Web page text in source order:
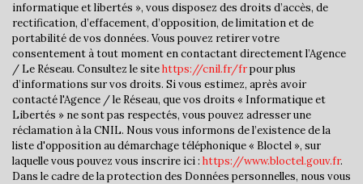
statistiques
Nombre d'habitants
Propriétaires (vs. locataires)
60,30 %
Taxe habitation
13,73 %
Taxe foncière
17,93 %
Habitants de moins de 25 ans
32,70 %
informatique et libertés », vous disposez des droits d’accès, de
rectification, d’effacement, d’opposition, de limitation et de
portabilité de vos données. Vous pouvez retirer votre
consentement à tout moment en contactant directement l’Agence
/ Le Réseau. Consultez le sitehttps://cnil.fr/frpour plus
d’informations sur vos droits. Si vous estimez, après avoir
contacté l'Agence / le Réseau, que vos droits « Informatique et
Libertés » ne sont pas respectés, vous pouvez adresser une
réclamation à la CNIL. Nous vous informons de l’existence de la
liste d'opposition au démarchage téléphonique « Bloctel », sur
laquelle vous pouvez vous inscrire ici : https://www.bloctel.gouv.fr.
Dans le cadre de la protection des Données personnelles, nous vous